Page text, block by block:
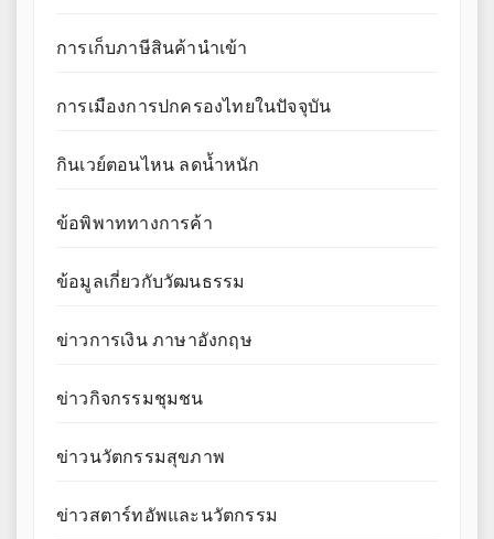
การเก็บภาษีสินค้านำเข้า
การเมืองการปกครองไทยในปัจจุบัน
กินเวย์ตอนไหน ลดน้ำหนัก
ข้อพิพาททางการค้า
ข้อมูลเกี่ยวกับวัฒนธรรม
ข่าวการเงิน ภาษาอังกฤษ
ข่าวกิจกรรมชุมชน
ข่าวนวัตกรรมสุขภาพ
ข่าวสตาร์ทอัพและนวัตกรรม